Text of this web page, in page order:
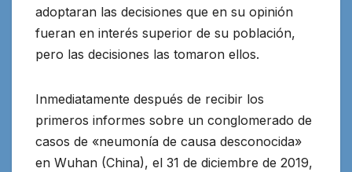
adoptaran las decisiones que en su opinión
fueran en interés superior de su población,
pero las decisiones las tomaron ellos.
Inmediatamente después de recibir los
primeros informes sobre un conglomerado de
casos de «neumonía de causa desconocida»
en Wuhan (China), el 31 de diciembre de 2019,